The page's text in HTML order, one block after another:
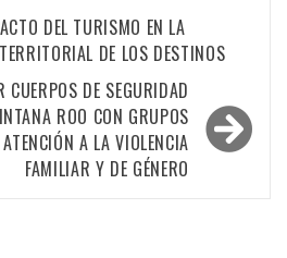
DEL TURISMO EN LA
DE LOS DESTINOS
CUERPOS DE SEGURIDAD
ROO CON GRUPOS
A LA VIOLENCIA
FAMILIAR Y DE GÉNERO